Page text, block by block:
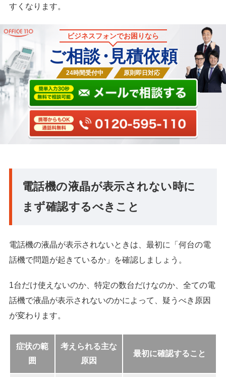
すくなります。
ビジネスフォンでお困りなら
ご相談・ 見積依頼
24時間受付中 原則即日対応
電話機の液晶が表示されない時に
まず確認するべきこと
電話機の液晶が表示されないときは、最初に「何台の電
話機で問題が起きているか」を確認しましょう。
1台だけ使えないのか、特定の数台だけなのか、全ての電
話機で液晶が表示されないのかによって、疑うべき原因
が変わります。
症状の範
囲
考えられる主な
原因
最初に確認すること